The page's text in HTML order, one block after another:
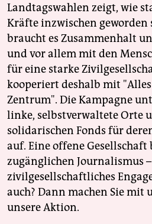
Landtagswahlen zeigt, wie
Kräfte inzwischen geworden
braucht es Zusammenhalt
und vor allem mit den
für eine starke
kooperiert deshalb mit
Zentrum". Die Kampagne
linke, selbstverwaltete Orte
solidarischen Fonds für
auf. Eine offene
zugänglichen Journalismus
zivilgesellschaftliches
auch? Dann machen Sie mit
unsere Aktion.